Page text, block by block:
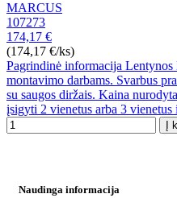
MARCUS
107273
174,17 €
(174,17 €/ks)
Pagrindinė informacija
montavimo darbams. Svarbus
su saugos diržais. Kaina
įsigyti 2 vienetus arba 3
Į
Naudinga informacija